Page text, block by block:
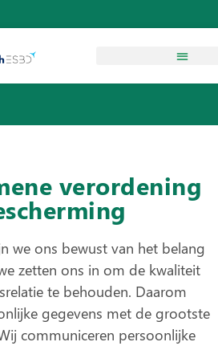
& AVG
verordening
we ons bewust van het belang
zetten ons in om de kwaliteit
te behouden. Daarom
gegevens met de grootste
communiceren persoonlijke